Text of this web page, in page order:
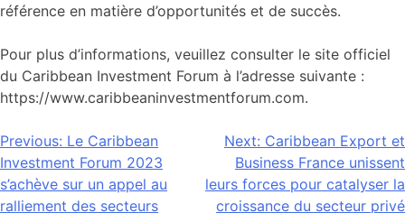
référence en matière d’opportunités et de succès.
Pour plus d’informations, veuillez consulter le site officiel
du Caribbean Investment Forum à l’adresse suivante :
https://www.caribbeaninvestmentforum.com.
Navigation
de
Previous: Le Caribbean
Investment Forum 2023
s’achève sur un appel au
ralliement des secteurs
Next: Caribbean Export et
Business France unissent
leurs forces pour catalyser la
croissance du secteur privé